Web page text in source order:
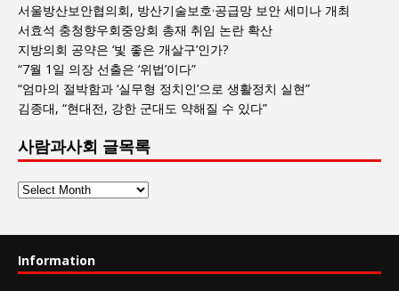
서울방산보안협의회, 방산기술보호·공급망 보안 세미나 개최
서효석 충청향우회중앙회 총재 취임 논란 확산
지방의회 공약은 ‘빛 좋은 개살구’인가?
“7월 1일 의장 선출은 ‘위법’이다”
“엄마의 절박함과 ‘실무형 정치인’으로 생활정치 실현”
김종대, “현대전, 강한 군대도 약해질 수 있다”
사람과사회 글목록
사
회
Information